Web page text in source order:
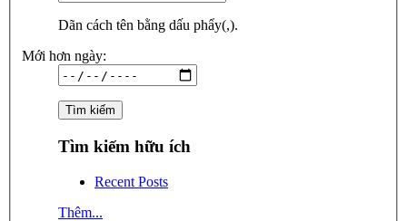
Dãn cách tên bằng dấu phẩy(,).
Mới hơn ngày:
Tìm kiếm hữu ích
Recent Posts
Thêm...